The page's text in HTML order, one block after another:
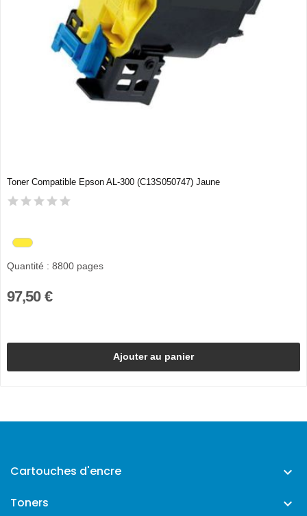
Toner Compatible Epson AL-300 (C13S050747) Jaune
Quantité : 8800 pages
97,50 €
Ajouter au panier
Cartouches d'encre 
Toners 